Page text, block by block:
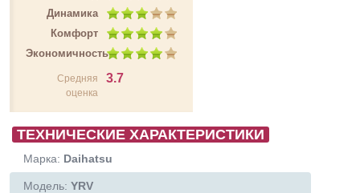
Динамика
Комфорт
Экономичность
Средняя
оценка
3.7
ТЕХНИЧЕСКИЕ ХАРАКТЕРИСТИКИ
Марка: Daihatsu
Модель: YRV